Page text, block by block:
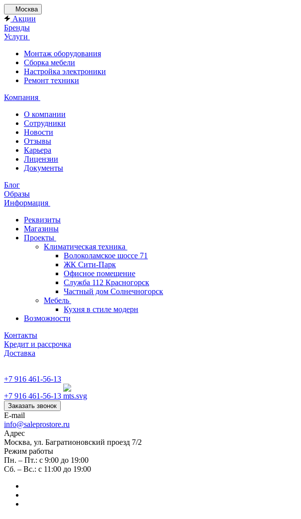
Москва
Акции
Бренды
Услуги
Монтаж оборудования
Сборка мебели
Настройка электроники
Ремонт техники
Компания
О компании
Сотрудники
Новости
Отзывы
Карьера
Лицензии
Документы
Блог
Образы
Информация
Реквизиты
Магазины
Проекты
Климатическая техника
Волоколамское шоссе 71
ЖК Сити-Парк
Офисное помещение
Служба 112 Красногорск
Частный дом Солнечногорск
Мебель
Кухня в стиле модерн
Возможности
Контакты
Кредит и рассрочка
Доставка
+7 916 461-56-13
+7 916 461-56-13
Заказать звонок
E-mail
info@saleprostore.ru
Адрес
Москва, ул. Багратионовский проезд 7/2
Режим работы
Пн. – Пт.: с 9:00 до 19:00
Сб. – Вс.: с 11:00 до 19:00